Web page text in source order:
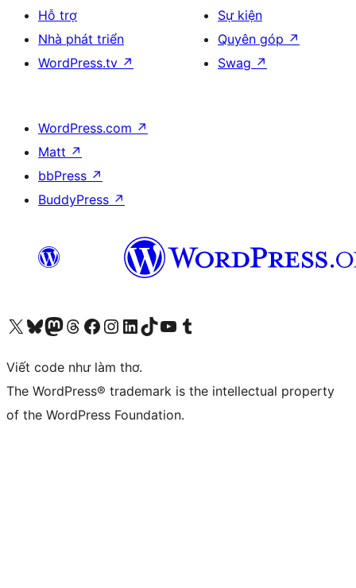
Hỗ trợ
Nhà phát triển
WordPress.tv ↗
Sự kiện
Quyên góp ↗
Swag ↗
WordPress.com ↗
Matt ↗
bbPress ↗
BuddyPress ↗
Truy cập tài khoản X (trước đây là Twitter) của chúng tôiVisit our Bluesky account
Visit our Mastodon account
Visit our Threads account
Xem trang Facebook của chúng tôiTruy cập tài khoản Instagram của chúng tôiTruy cập tài khoản LinkedIn của chúng tôiVisit our TikTok account
Truy cập kênh YouTube của chúng tôi Visit our Tumblr account
Viết code như làm thơ.
The WordPress® trademark is the intellectual property
of the WordPress Foundation.